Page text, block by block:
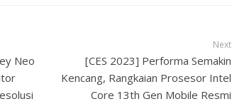
Neo
Next
[CES 2023] Performa Semakin
Kencang, Rangkaian Prosesor Intel
Core 13th Gen Mobile Resmi